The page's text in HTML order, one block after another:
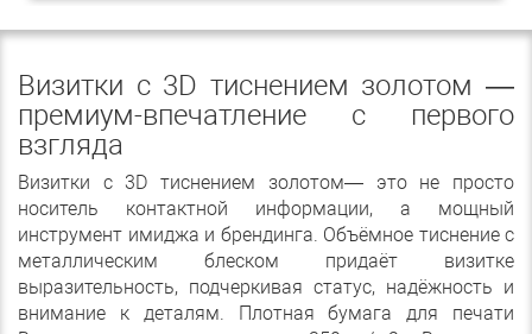
Визитки с 3D тиснением золотом —
премиум-впечатление с первого
взгляда
Визитки с 3D тиснением золотом— это не просто
носитель контактной информации, а мощный
инструмент имиджа и брендинга. Объёмное тиснение с
металлическим блеском придаёт визитке
выразительность, подчеркивая статус, надёжность и
внимание к деталям. Плотная бумага для печати